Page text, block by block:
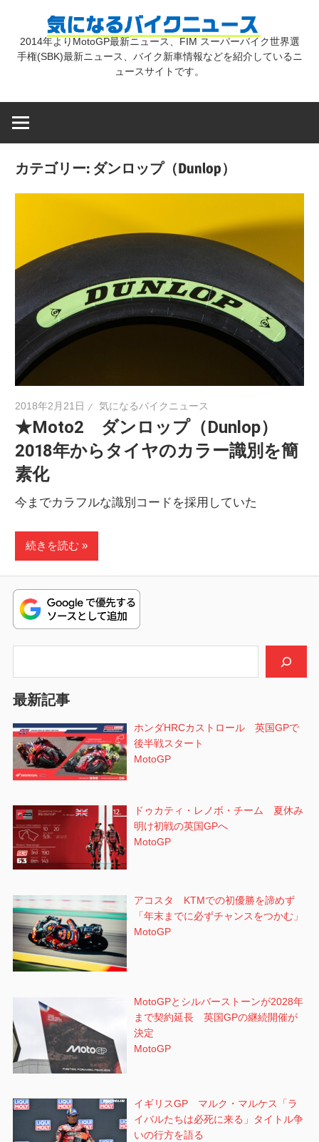
気
バ
イ
ク
ニ
ュ
ー
2014年よりMotoGP最新ニュース、FIM スーパーバイク世界選
手権(SBK)最新ニュース、バイク新車情報などを紹介しているニ
ュースサイトです。
カテゴリー: ダンロップ（Dunlop）
2018年2月21日 気になるバイクニュース
★Moto2 ダンロップ（Dunlop）
2018年からタイヤのカラー識別を簡
素化
今までカラフルな識別コードを採用していた
続きを読む
最新記事
ホンダHRCカストロール 英国GPで
後半戦スタート
MotoGP
ドゥカティ・レノボ・チーム 夏休み
明け初戦の英国GPへ
MotoGP
アコスタ KTMでの初優勝を諦めず
「年末までに必ずチャンスをつかむ」
MotoGP
MotoGPとシルバーストーンが2028年
まで契約延長 英国GPの継続開催が
決定
MotoGP
イギリスGP マルク・マルケス「ラ
イバルたちは必死に来る」タイトル争
いの行方を語る